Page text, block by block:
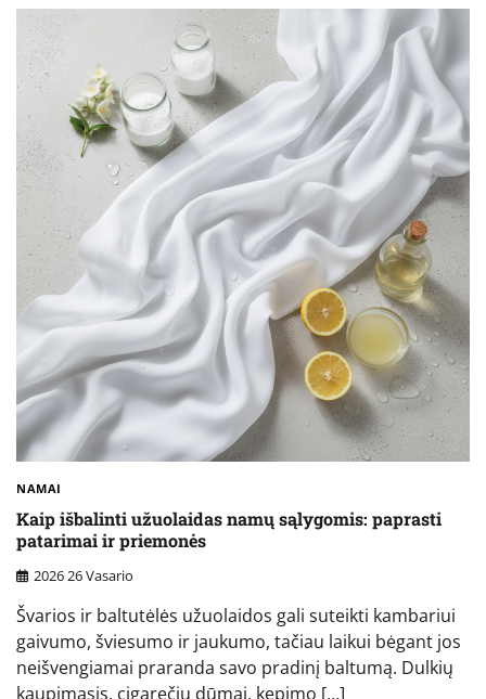
NAMAI
Kaip išbalinti užuolaidas namų sąlygomis: paprasti
patarimai ir priemonės
2026 26 Vasario
Švarios ir baltutėlės užuolaidos gali suteikti kambariui
gaivumo, šviesumo ir jaukumo, tačiau laikui bėgant jos
neišvengiamai praranda savo pradinį baltumą. Dulkių
kaupimasis, cigarečių dūmai, kepimo […]